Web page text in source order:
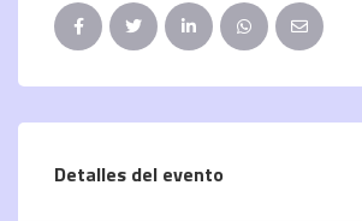
Detalles del evento